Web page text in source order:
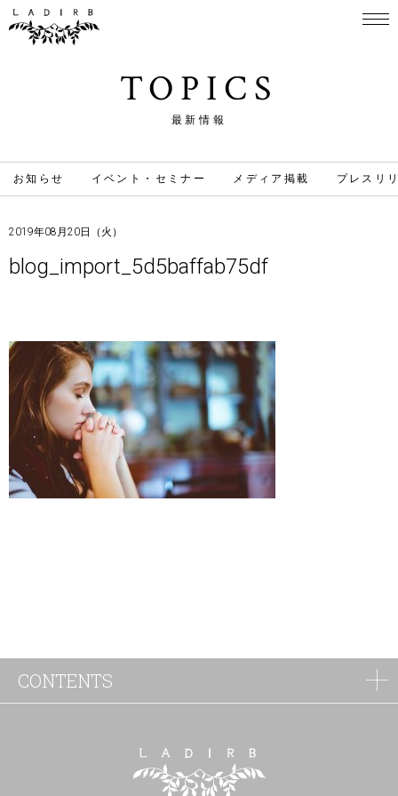
TOPICS
最新情報
お知らせ イベント・セミナー メディア掲載 プレスリ
2019年08月20日（火）
blog_import_5d5baffab75df
CONTENTS